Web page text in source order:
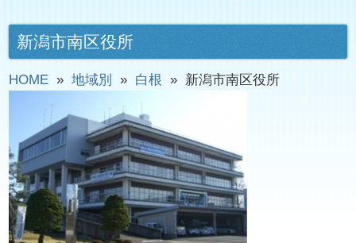
新潟市南区役所
HOME »地域別 » 白根 » 新潟市南区役所